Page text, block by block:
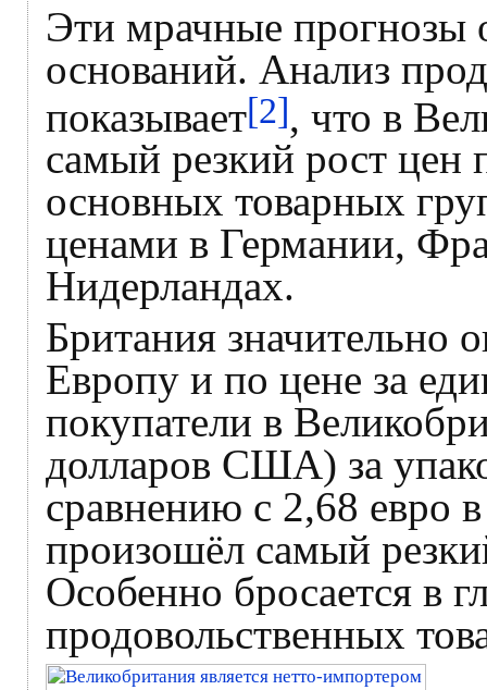
Эти мрачные
оснований. Анализ
показывает[2], что в
самый резкий рост цен
основных товарных
ценами в Германии,
Нидерландах.
Британия значительно
Европу и по цене за
покупатели в
долларов США) за
сравнению с 2,68 евро
произошёл самый
Особенно бросается в
продовольственных